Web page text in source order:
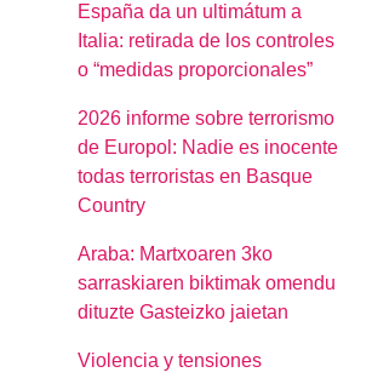
España da un ultimátum a
Italia: retirada de los controles
o “medidas proporcionales”
2026 informe sobre terrorismo
de Europol: Nadie es inocente
todas terroristas en Basque
Country
Araba: Martxoaren 3ko
sarraskiaren biktimak omendu
dituzte Gasteizko jaietan
Violencia y tensiones